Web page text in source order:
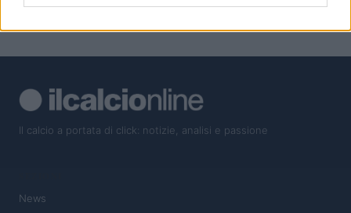
Il calcio a portata di click: notizie, analisi e passione
News